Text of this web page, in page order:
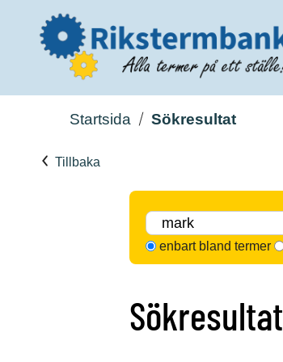
Startsida Sökresultat
Tillbaka
enbart bland termer
Sökresultat